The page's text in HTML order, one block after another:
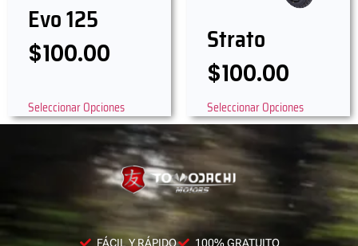
Evo 125
$100.00
Seleccionar Opciones
Strato
$100.00
Seleccionar Opciones
FÁCIL Y RÁPIDO
100% GRATUITO